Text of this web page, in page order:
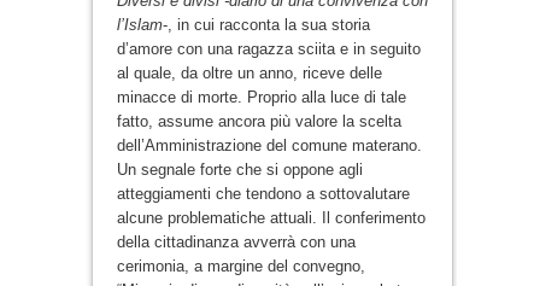
l’Islam-, in cui racconta la sua storia
d’amore con una ragazza sciita e in seguito
al quale, da oltre un anno, riceve delle
minacce di morte. Proprio alla luce di tale
fatto, assume ancora più valore la scelta
dell’Amministrazione del comune materano.
Un segnale forte che si oppone agli
atteggiamenti che tendono a sottovalutare
alcune problematiche attuali. Il conferimento
della cittadinanza avverrà con una
cerimonia, a margine del convegno,